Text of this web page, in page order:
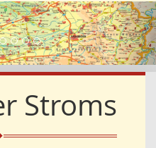
Stroms